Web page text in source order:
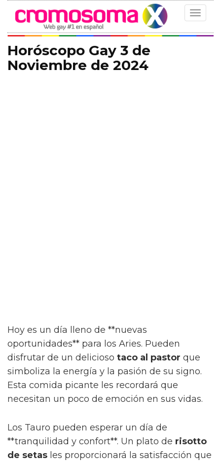
Toggle
Horóscopo Gay 3 de
Noviembre de 2024
Hoy es un día lleno de **nuevas
oportunidades** para los Aries. Pueden
disfrutar de un delicioso taco al pastor que
simboliza la energía y la pasión de su signo.
Esta comida picante les recordará que
necesitan un poco de emoción en sus vidas.
Los Tauro pueden esperar un día de
**tranquilidad y confort**. Un plato de risotto
de setas les proporcionará la satisfacción que